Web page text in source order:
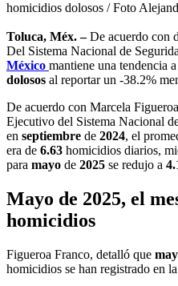
homicidios dolosos / Foto
Toluca, Méx. –De acuerdo con
Del Sistema Nacional de
México mantiene una tendencia
dolosos al reportar un -38.2%
De acuerdo con Marcela
Ejecutivo del Sistema Nacional
en septiembre de 2024, el
era de 6.63 homicidios diarios,
para mayo de 2025 se redujo a
Mayo de 2025, el
homicidios
Figueroa Franco, detalló que
homicidios se han registrado en